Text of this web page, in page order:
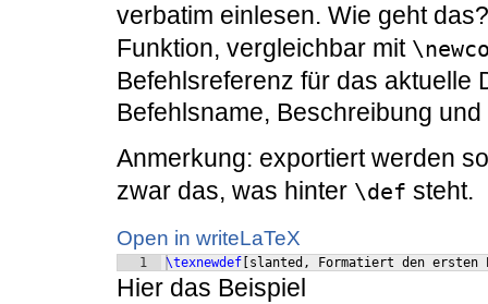
verbatim einlesen. Wie geht
Funktion, vergleichbar mit
Befehlsreferenz für das aktuelle
Befehlsname, Beschreibung
Anmerkung: exportiert werden
zwar das, was hinter \def steht.
Open in writeLaTeX
1 \texnewdef slanted, Formatiert den ersten
Hier das Beispiel